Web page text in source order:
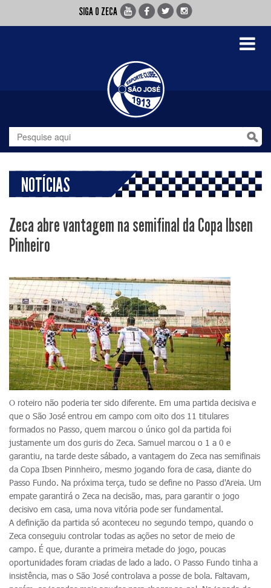
SIGA O ZECA
Toggle
NOTÍCIAS
Zeca abre vantagem na semifinal da Copa Ibsen
Pinheiro
O roteiro não poderia ter sido diferente. Em uma partida decisiva e
que o São José entrou em campo com oito dos 11 titulares
formados no Passo, quem marcou o único gol da partida foi
justamente um dos guris do Zeca. Samuel marcou o 1 a 0 e
garantiu, na tarde deste sábado, a vantagem do Zeca nas semifinais
da Copa Ibsen Pinnheiro, mesmo jogando fora de casa, diante do
Passo Fundo. Na próxima terça, tudo se define no Passo d'Areia. Um
empate garantirá o Zeca na decisão, mas, para garantir o jogo
decisivo em casa, uma nova vitória pode ser fundamental.
A definição da partida só aconteceu no segundo tempo, quando o
Zeca conseguiu controlar todas as ações no setor de meio de
campo. É que, durante a primeira metade do jogo, poucas
oportunidades foram criadas de lado a lado. O Passo Fundo tinha a
insistência, mas o São José controlava a posse de bola. Faltavam,